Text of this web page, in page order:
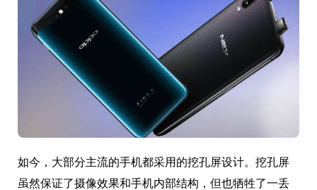
如今，大部分主流的手机都采用的挖孔屏设计。挖孔屏
虽然保证了摄像效果和手机内部结构，但也牺牲了一丢